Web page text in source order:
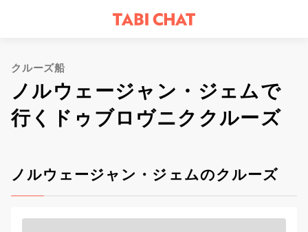
クルーズ船
ノルウェージャン・ジェムで
行くドゥブロヴニククルーズ
ノルウェージャン・ジェムのクルーズ